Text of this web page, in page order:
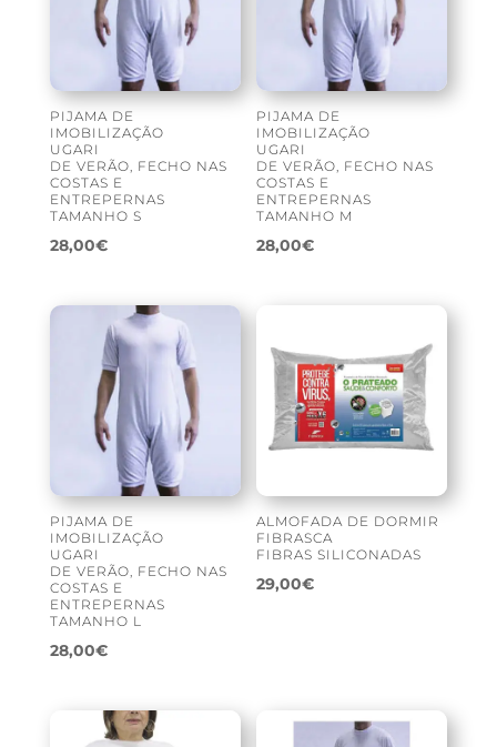
PIJAMA DE
IMOBILIZAÇÃO
UGARI
DE VERÃO, FECHO NAS
COSTAS E
ENTREPERNAS
TAMANHO S
28,00€
PIJAMA DE
IMOBILIZAÇÃO
UGARI
DE VERÃO, FECHO NAS
COSTAS E
ENTREPERNAS
TAMANHO M
28,00€
PIJAMA DE
IMOBILIZAÇÃO
UGARI
DE VERÃO, FECHO NAS
COSTAS E
ENTREPERNAS
TAMANHO L
28,00€
ALMOFADA DE DORMIR
FIBRASCA
FIBRAS SILICONADAS
29,00€